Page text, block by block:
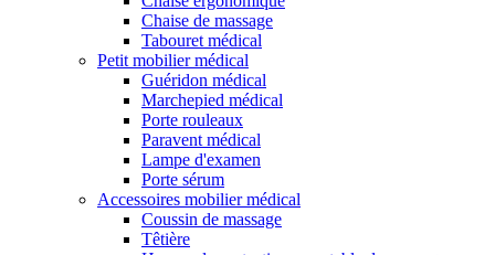
Chaise de massage
Tabouret médical
Petit mobilier médical
Guéridon médical
Marchepied médical
Porte rouleaux
Paravent médical
Lampe d'examen
Porte sérum
Accessoires mobilier médical
Coussin de massage
Têtière